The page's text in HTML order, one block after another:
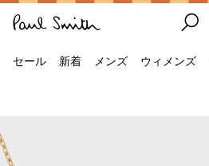
セール 新着 メンズ ウィメンズ